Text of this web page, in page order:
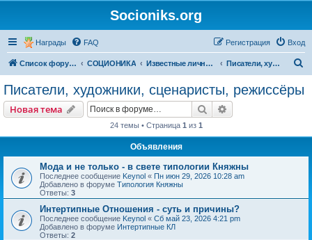
Socioniks.org
Награды FAQ Вход
Регистрация
Список форумов СОЦИОНИКА Известные личности Писатели, художники, сценаристы, режиссёры
Писатели, художники, сценаристы, режиссёры
Новая тема Поиск
24 темы • Страница 1 из 1
Объявления
Мода и не только - в свете типологии Княжны
Последнее сообщение Keynol « Пн июн 29, 2026 10:28 am
Добавлено в форуме Типология Княжны
Ответы: 3
Интертипные Отношения - суть и причины?
Последнее сообщение Keynol « Сб май 23, 2026 4:21 pm
Добавлено в форуме Интертипные КЛ
Ответы: 2